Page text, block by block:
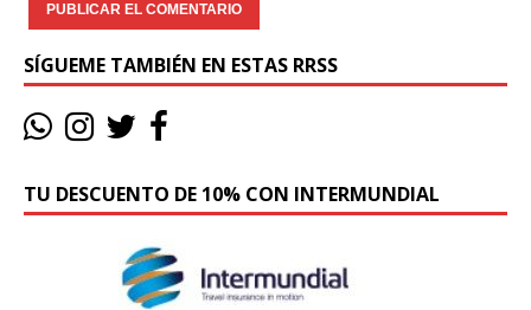
SÍGUEME TAMBIÉN EN ESTAS RRSS
TU DESCUENTO DE 10% CON INTERMUNDIAL